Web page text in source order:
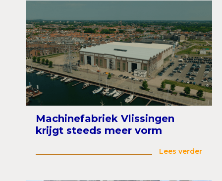
Machinefabriek Vlissingen
krijgt steeds meer vorm
Lees verder